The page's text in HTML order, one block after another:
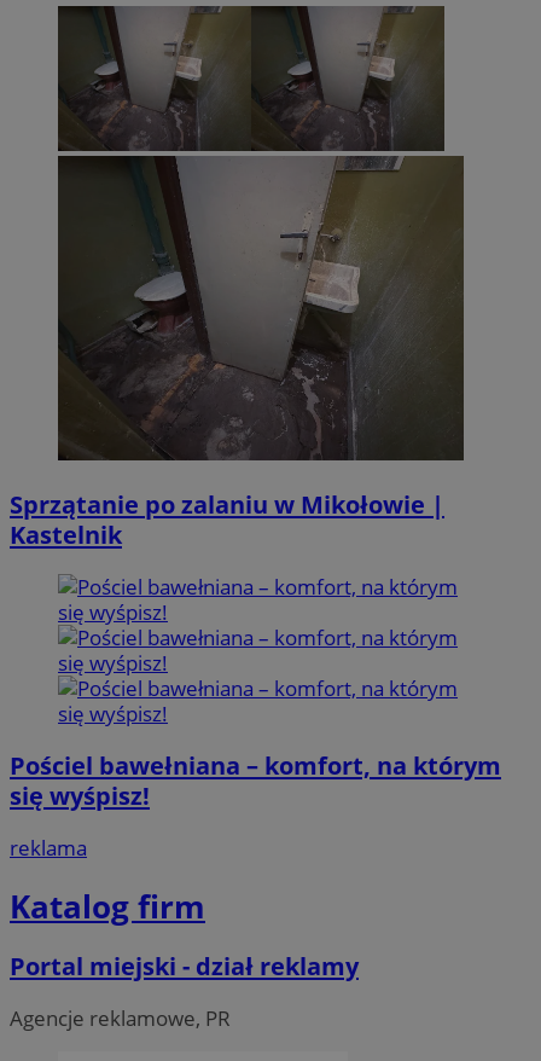
Sprzątanie po zalaniu w Mikołowie |
Kastelnik
Pościel bawełniana – komfort, na którym
się wyśpisz!
reklama
Katalog firm
Portal miejski - dział reklamy
Agencje reklamowe, PR